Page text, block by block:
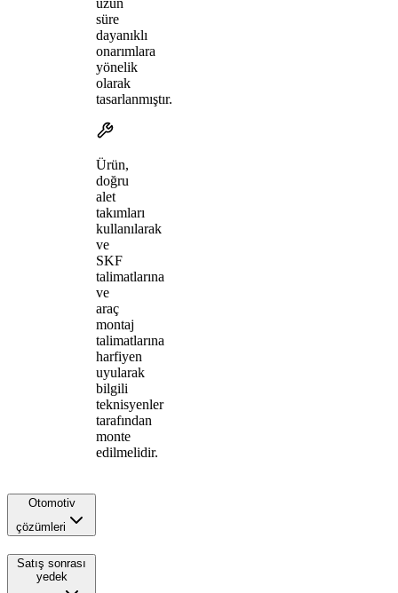
süre
dayanıklı
onarımlara
yönelik
olarak
tasarlanmıştır.
Ürün,
doğru
alet
takımları
kullanılarak
ve
SKF
talimatlarına
ve
araç
montaj
talimatlarına
harfiyen
uyularak
bilgili
teknisyenler
tarafından
monte
edilmelidir.
Otomotiv
çözümleri
Satış sonrası
yedek